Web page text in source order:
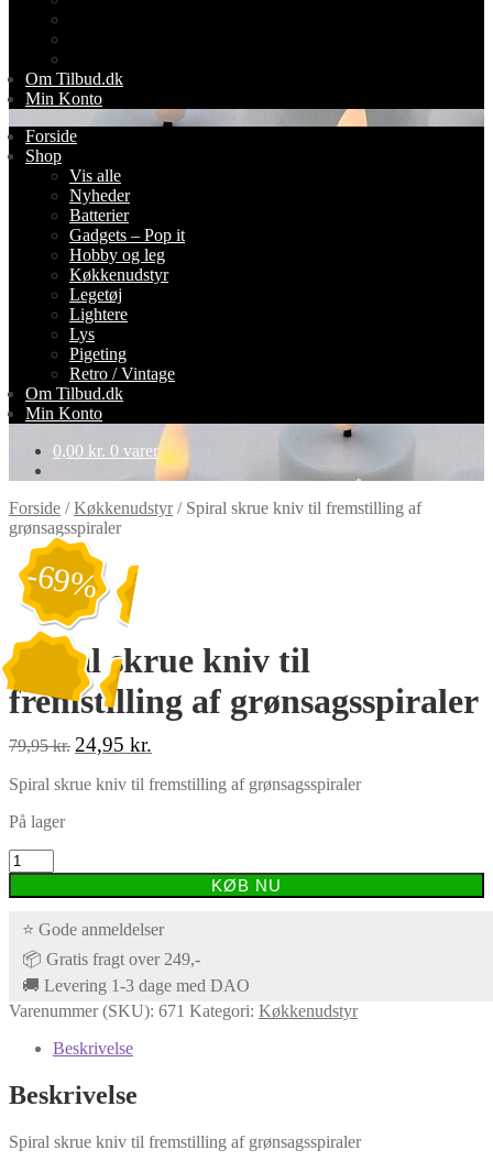
Om Tilbud.dk
Min Konto
Forside
Shop
Vis alle
Nyheder
Batterier
Gadgets – Pop it
Hobby og leg
Køkkenudstyr
Legetøj
Lightere
Lys
Pigeting
Retro / Vintage
Om Tilbud.dk
Min Konto
0,00 kr. 0 varer
Forside /Køkkenudstyr/ Spiral skrue kniv til fremstilling af
grønsagsspiraler
-69%
Spiral skrue kniv til
fremstilling af grønsagsspiraler
79,95kr. Original
price
was:
24,95 kr.
is:
Spiral skrue kniv til fremstilling af grønsagsspiraler
På lager
Spiral
skrue
kniv
fremstilling
grønsagsspiraler
antal
KØB NU
⭐ Gode anmeldelser
📦 Gratis fragt over 249,-
🚚 Levering 1-3 dage med DAO
Varenummer (SKU): 671 Kategori: Køkkenudstyr
Beskrivelse
Beskrivelse
Spiral skrue kniv til fremstilling af grønsagsspiraler